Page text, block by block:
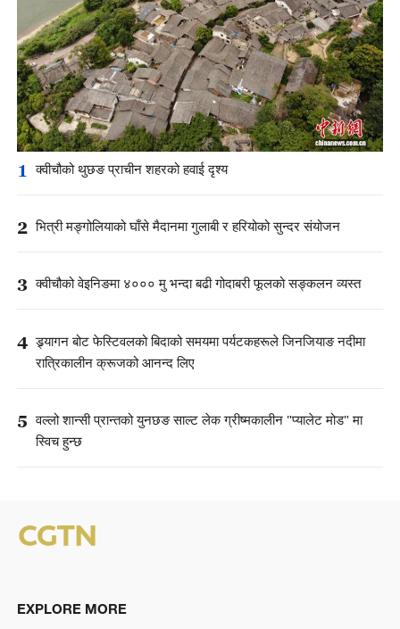
1 क्वीचौको थुछङ प्राचीन शहरको हवाई दृश्य
2 भित्री मङ्गोलियाको घाँसे मैदानमा गुलाबी र हरियोको सुन्दर संयोजन
3 क्वीचौको वेइनिङमा ४००० मु भन्दा बढी गोदाबरी फूलको सङ्कलन व्यस्त
4 ड्र्यागन बोट फेस्टिवलको बिदाको समयमा पर्यटकहरूले जिनजियाङ नदीमा
रात्रिकालीन क्रूजको आनन्द लिए
5 वल्लो शान्सी प्रान्तको युनछङ साल्ट लेक ग्रीष्मकालीन "प्यालेट मोड" मा
स्विच हुन्छ
EXPLORE MORE